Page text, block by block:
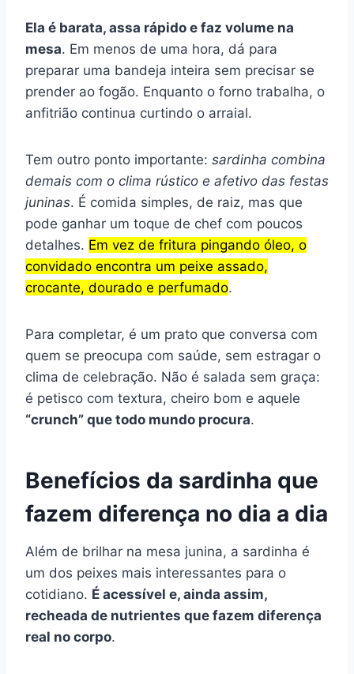
Ela é barata, assa rápido e faz volume na
mesa. Em menos de uma hora, dá para
preparar uma bandeja inteira sem precisar se
prender ao fogão. Enquanto o forno trabalha, o
anfitrião continua curtindo o arraial.
Tem outro ponto importante: sardinha combina
demais com o clima rústico e afetivo das festas
juninas. É comida simples, de raiz, mas que
pode ganhar um toque de chef com poucos
detalhes. Em vez de fritura pingando óleo, o
convidado encontra um peixe assado,
crocante, dourado e perfumado.
Para completar, é um prato que conversa com
quem se preocupa com saúde, sem estragar o
clima de celebração. Não é salada sem graça:
é petisco com textura, cheiro bom e aquele
“crunch” que todo mundo procura.
Benefícios da sardinha que
fazem diferença no dia a dia
Além de brilhar na mesa junina, a sardinha é
um dos peixes mais interessantes para o
cotidiano. É acessível e, ainda assim,
recheada de nutrientes que fazem diferença
real no corpo.